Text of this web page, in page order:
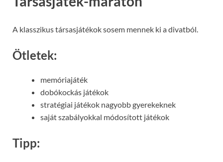
A klasszikus társasjátékok sosem mennek ki a divatból.
Ötletek:
memóriajáték
dobókockás játékok
stratégiai játékok nagyobb gyerekeknek
saját szabályokkal módosított játékok
Tipp: